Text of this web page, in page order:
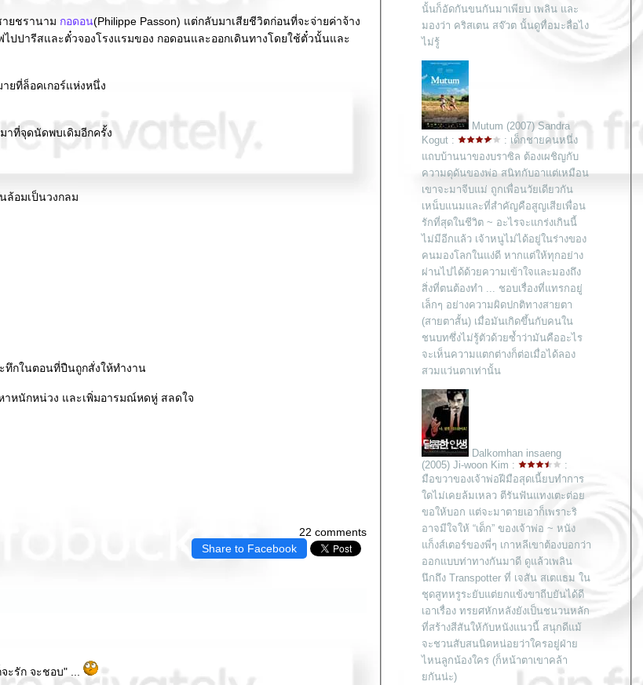
ายชรานาม กอดอน(Philippe Passon) แต่กลับมาเสียชีวิตก่อนที่จะจ่ายค่าจ้าง
ปารีสและตั๋วจองโรงแรมของ กอดอนและออกเดินทางโดยใช้ตั๋วนั้นและ
ยที่ล็อคเกอร์แห่งหนึ่ง
าที่จุดนัดพบเดิมอีกครั้ง
ล้อมเป็นวงกลม
ทึกในตอนที่ปืนถูกสั่งให้ทำงาน
าหนักหน่วง และเพิ่มอารมณ์หดหู่ สลดใจ
22 comments
Share to Facebook
ะรัก จะชอบ" ...
นั้นก็อัดกันขนกันมาเพียบ เพลิน และ
มองว่า คริสเตน สจ๊วต นั้นดูทื่อมะลื่อไง
ไม่รู้
Mutum (2007) Sandra
Kogut :
: เด็กชายคนหนึ่ง
ถบบ้านนาของบราซิล ต้องเผชิญกับ
ความดุดันของพ่อ สนิทกับอาแต่เหมือน
เขาจะมาจีบแม่ ถูกเพื่อนวัยเดียวกัน
เหน็บแนมและที่สำคัญคือสูญเสียเพื่อน
รักที่สุดในชีวิต ~ อะไรจะแกร่งเกินนี้
ไม่มีอีกแล้ว เจ้าหนูไม่ได้อยู่ในร่างของ
คนมองโลกในแง่ดี หากแต่ให้ทุกอย่าง
ผ่านไปได้ด้วยความเข้าใจและมองถึง
สิ่งที่ตนต้องทำ ... ชอบเรื่องที่แทรกอยู่
เล็กๆ อย่างความผิดปกติทางสายตา
(สายตาสั้น) เมื่อมันเกิดขึ้นกับคนใน
ชนบทซึ่งไม่รู้ตัวด้วยซ้ำว่ามันคืออะไร
จะเห็นความแตกต่างก็ต่อเมื่อได้ลอง
สวมแว่นตาเท่านั้น
Dalkomhan insaeng
(2005) Ji-woon Kim :
:
มือขวาของเจ้าพ่อฝีมือสุดเนี้ยบทำการ
ดไม่เคยล้มเหลว ตีรันฟันแทงเตะต่อ
ขอให้บอก แต่จะมาตายเอาก็เพราะริ
อาจมีใจให้ “เด็ก” ของเจ้าพ่อ ~ หนัง
ก็งส์เตอร์ของพี่ๆ เกาหลีเขาต้องบอกว่า
ออกแบบท่าทางกันมาดี ดูแล้วเพลิน
นึกถึง Transpotter ที่ เจสัน สเตแธม ใน
ชุดสูทหรูระยับแต่ยกแข้งขาถีบยันได้ดี
เอาเรื่อง ทรยศหักหลังยังเป็นชนวนหลัก
ที่สร้างสีสันให้กับหนังแนวนี้ สนุกดีแม้
จะชวนสับสนนิดหน่อยว่าใครอยู่ฝ่า
ไหนลูกน้องใคร (ก็หน้าตาเขาคล้า
กันน่ะ)